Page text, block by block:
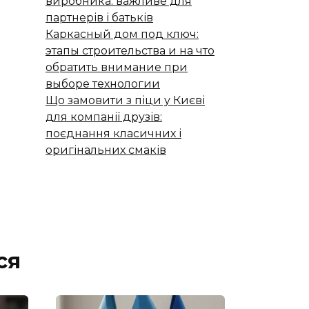
партнерів і батьків
Каркасный дом под ключ:
этапы строительства и на что
обратить внимание при
выборе технологии
Що замовити з піци у Києві
для компанії друзів:
поєднання класичних і
оригінальних смаків